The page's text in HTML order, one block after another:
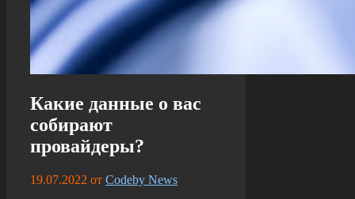
Какие данные о вас
собирают
провайдеры?
19.07.2022 от Codeby News